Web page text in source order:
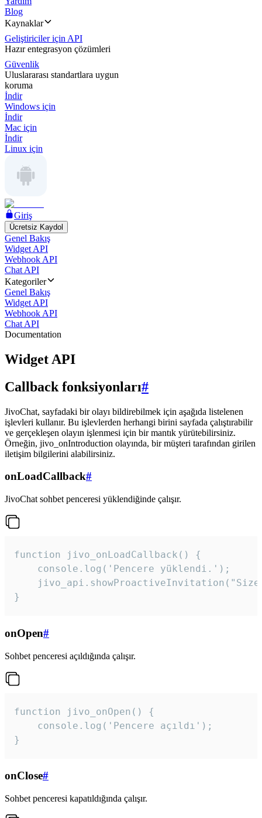
Blog
Kaynaklar
Geliştiriciler için API
Hazır entegrasyon çözümleri
Güvenlik
Uluslararası standartlara uygun
koruma
İndir
Windows için
İndir
Mac için
İndir
Linux için
Giriş
Ücretsiz Kaydol
Genel Bakış
Widget API
Webhook API
Chat API
Kategoriler
Genel Bakış
Widget API
Webhook API
Chat API
Documentation
Widget API
Callback fonksiyonları#
JivoChat, sayfadaki bir olayı bildirebilmek için aşağıda listelenen
işlevleri kullanır. Bu işlevlerden herhangi birini sayfada çalıştırabilir
ve gerçekleşen olayın işlenmesi için bir mantık yürütebilirsiniz.
Örneğin, jivo_onIntroduction olayında, bir müşteri tarafından girilen
iletişim bilgilerini alabilirsiniz.
onLoadCallback#
JivoChat sohbet penceresi yüklendiğinde çalışır.
function jivo_onLoadCallback() {
    console.log('Pencere yüklendi.');
}
onOpen#
Sohbet penceresi açıldığında çalışır.
function jivo_onOpen() {
    console.log('Pencere açıldı');
}
onClose#
Sohbet penceresi kapatıldığında çalışır.